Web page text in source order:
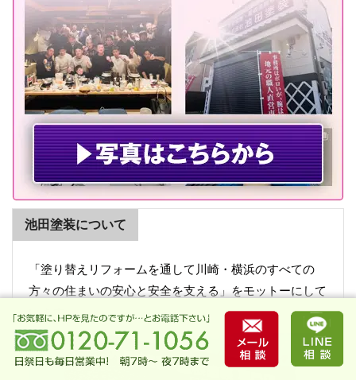
池田塗装について
「塗り替えリフォームを通して川崎・横浜のすべての
方々の住まいの安心と安全を支える」をモットーにして
います。